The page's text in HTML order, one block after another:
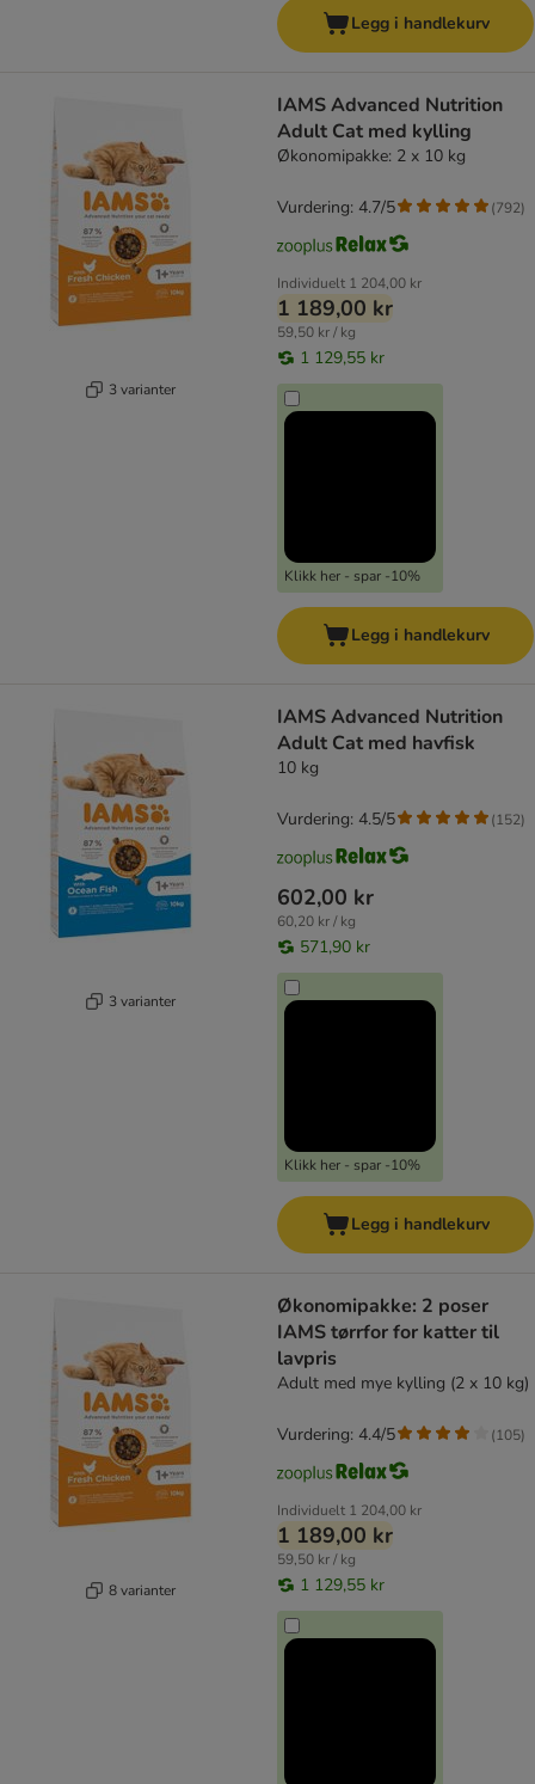
Legg i handlekurv
3 varianter
IAMS Advanced Nutrition
Adult Cat med kylling
Økonomipakke: 2 x 10 kg
Individuelt 1 204,00 kr
1 189,00 kr
59,50 kr / kg
1 129,55 kr
Klikk her - spar -10%
Vurdering: 4.7/5 (792)
Legg i handlekurv
3 varianter
IAMS Advanced Nutrition
Adult Cat med havfisk
10 kg
602,00 kr
60,20 kr / kg
571,90 kr
Klikk her - spar -10%
Vurdering: 4.5/5 (152)
Legg i handlekurv
8 varianter
Økonomipakke: 2 poser
IAMS tørrfor for katter til
lavpris
Adult med mye kylling (2 x 10 kg)
Individuelt 1 204,00 kr
1 189,00 kr
59,50 kr / kg
1 129,55 kr
Vurdering: 4.4/5 (105)